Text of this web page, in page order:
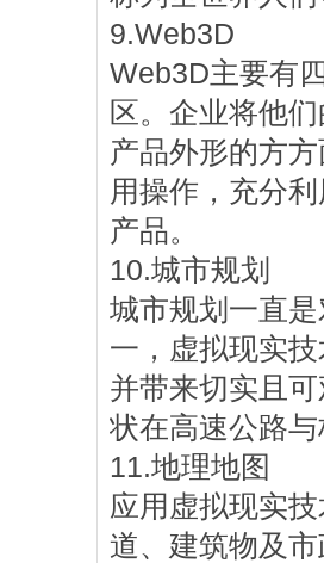
9.Web3D
Web3D主要有
区。企业将他
产品外形的方
用操作，充分
产品。
10.城市规划
城市规划一直
一，虚拟现实
并带来切实且
状在高速公路
11.地理地图
应用虚拟现实
道、建筑物及